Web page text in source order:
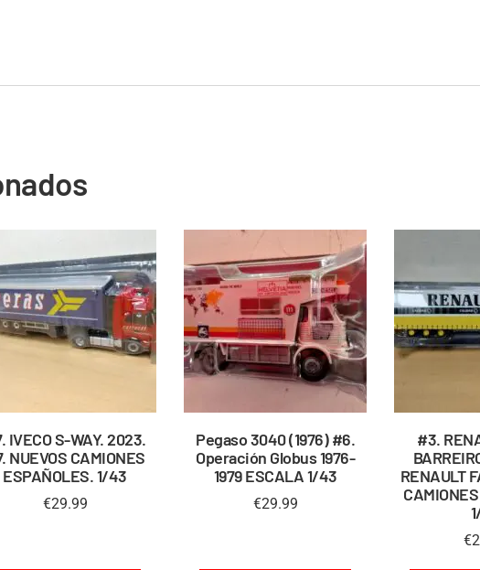
IVECO S-WAY. 2023.
NUEVOS CAMIONES
ESPAÑOLES. 1/43
€29.99
Pegaso 3040 (1976) #6.
Operación Globus 1976-
1979 ESCALA 1/43
€29.99
#3.
RENAULT
€